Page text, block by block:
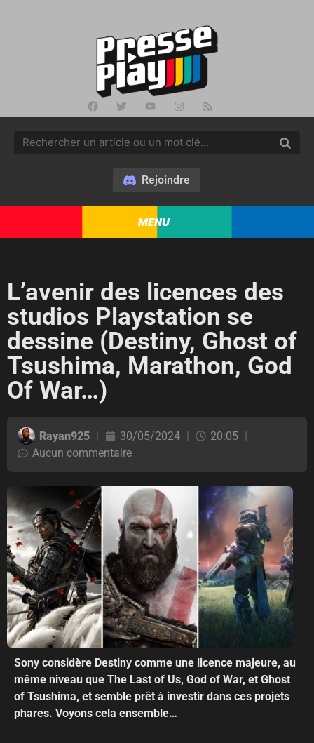
Rejoindre
MENU
L’avenir des licences des
studios Playstation se
dessine (Destiny, Ghost of
Tsushima, Marathon, God
Of War…)
Rayan925 30/05/2024
20:05
Aucun commentaire
Sony considère Destiny comme une licence majeure, au
même niveau que The Last of Us, God of War, et Ghost
of Tsushima, et semble prêt à investir dans ces projets
phares. Voyons cela ensemble…